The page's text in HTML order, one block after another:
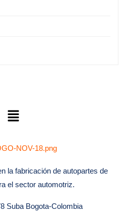
la fabricación de autopartes de
el sector automotriz.
Suba Bogota-Colombia